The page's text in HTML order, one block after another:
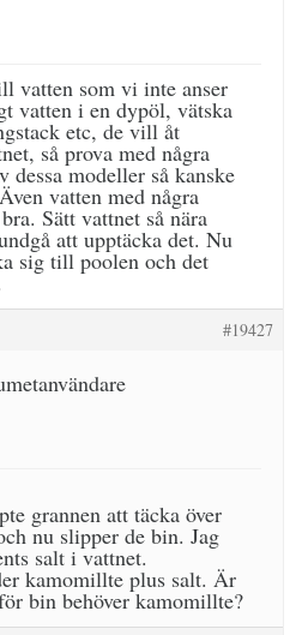
vatten som vi inte anser
vatten i en dypöl, vätska
etc, de vill åt
så prova med några
dessa modeller så kanske
vatten med några
Sätt vattnet så nära
att upptäcka det. Nu
sig till poolen och det
#19427
grannen att täcka över
nu slipper de bin. Jag
salt i vattnet.
kamomillte plus salt. Är
bin behöver kamomillte?